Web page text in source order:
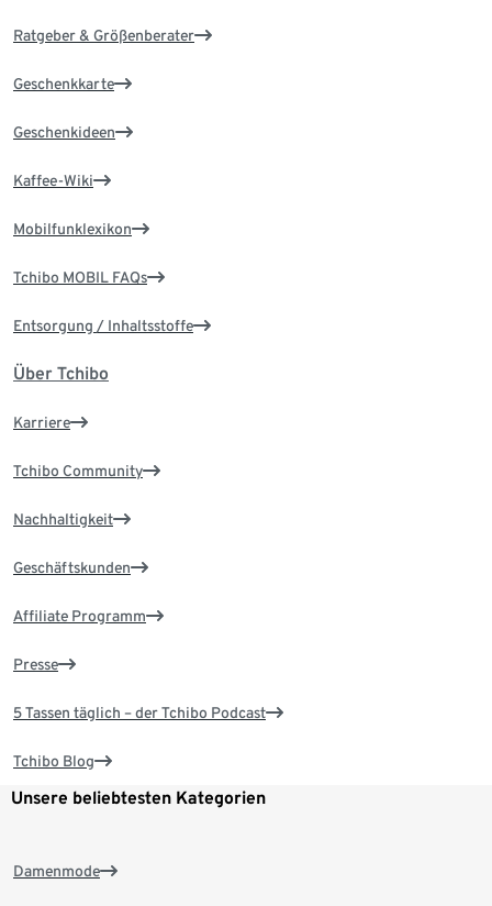
Ratgeber & Größenberater
Geschenkkarte
Geschenkideen
Kaffee-Wiki
Mobilfunklexikon
Tchibo MOBIL FAQs
Entsorgung / Inhaltsstoffe
Über Tchibo
Karriere
Tchibo Community
Nachhaltigkeit
Geschäftskunden
Affiliate Programm
Presse
5 Tassen täglich – der Tchibo Podcast
Tchibo Blog
Unsere beliebtesten Kategorien
Damenmode